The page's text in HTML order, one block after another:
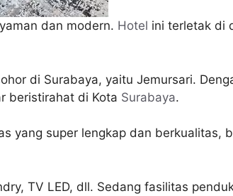
dan modern. Hotel ini terletak di
di Surabaya, yaitu Jemursari.
beristirahat di Kota Surabaya.
yang super lengkap dan berkualitas,
TV LED, dll. Sedang fasilitas